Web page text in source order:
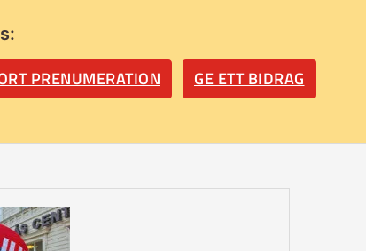
PRENUMERATION GE ETT BIDRAG